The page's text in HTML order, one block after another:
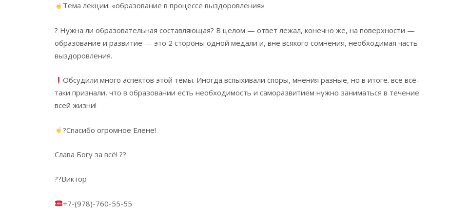
Тема лекции: «образование в процессе выздоровления»
? Нужна ли образовательная составляющая? В целом — ответ лежал, конечно же, на поверхности —
образование и развитие — это 2 стороны одной медали и, вне всякого сомнения, необходимая часть
выздоровления.
Обсудили много аспектов этой темы. Иногда вспыхивали споры, мнения разные, но в итоге. все всё-
таки признали, что в образовании есть необходимость и саморазвитием нужно заниматься в течение
всей жизни!
?Спасибо огромное Елене!
Слава Богу за всё! ??
??Виктор
+7-(978)-760-55-55